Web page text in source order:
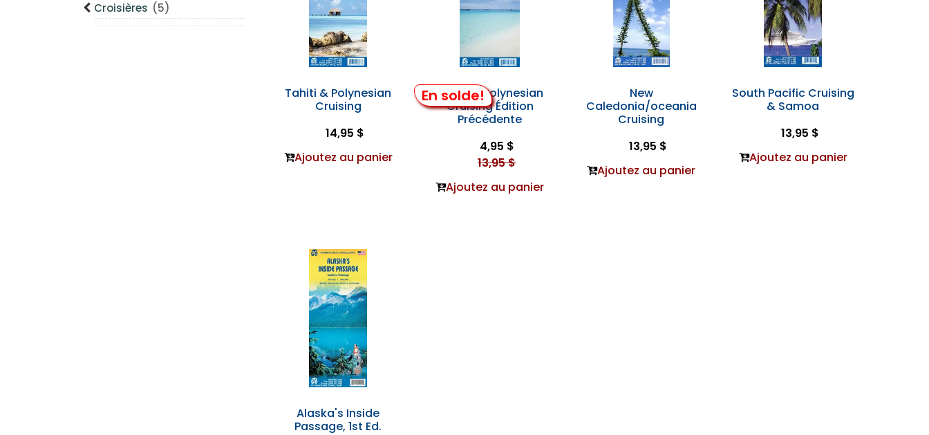
Croisières (5)
Tahiti & Polynesian
Cruising
14,95 $
Ajoutez au panier
En solde!
Tahiti & Polynesian
Cruising Édition
Précédente
4,95 $
13,95 $
Ajoutez au panier
New
Caledonia/oceania
Cruising
13,95 $
Ajoutez au panier
South Pacific Cruising
& Samoa
13,95 $
Ajoutez au panier
Alaska's Inside
Passage, 1st Ed.